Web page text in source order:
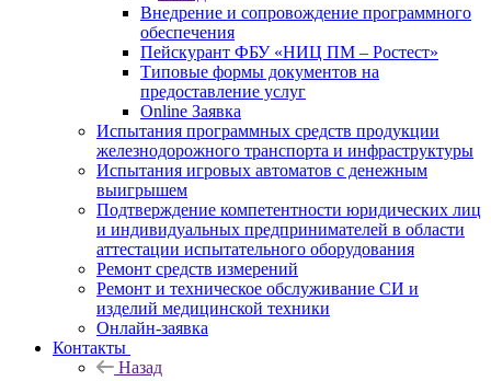
Внедрение и сопровождение программного
обеспечения
Пейскурант ФБУ «НИЦ ПМ – Ростест»
Типовые формы документов на
предоставление услуг
Online Заявка
Испытания программных средств продукции
железнодорожного транспорта и инфраструктуры
Испытания игровых автоматов с денежным
выигрышем
Подтверждение компетентности юридических лиц
и индивидуальных предпринимателей в области
аттестации испытательного оборудования
Ремонт средств измерений
Ремонт и техническое обслуживание СИ и
изделий медицинской техники
Онлайн-заявка
Контакты
Назад